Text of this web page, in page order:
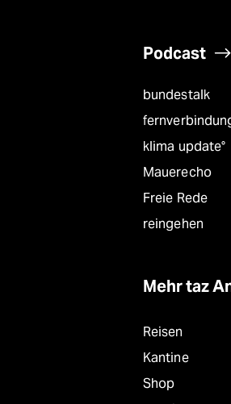
Podcast
bundestalk
klima update°
Mauerecho
Freie Rede
reingehen
Mehr taz
Reisen
Kantine
Shop